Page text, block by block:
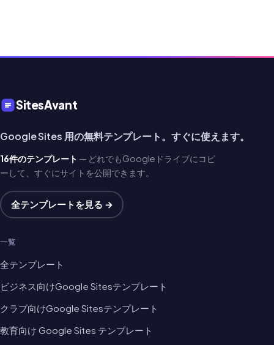
SitesAvant
Google Sites 用の無料テンプレート。すぐに使えます。
16件のテンプレート — どれでもGoogleドライブにコピ
ーして、すぐにサイトを公開できます。
全テンプレートを見る →
一覧
全テンプレート
ビジネス向けGoogle Sitesテンプレート
クラブ向けGoogle Sitesテンプレート
教育向け Google Sites テンプレート